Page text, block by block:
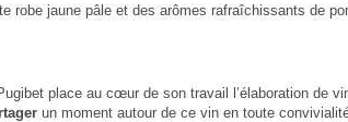
robe jaune pâle et des arômes rafraîchissants de
place au cœur de son travail l’élaboration de
un moment autour de ce vin en toute